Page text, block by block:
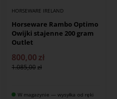
HORSEWARE IRELAND
Horseware Rambo Optimo
Owijki stajenne 200 gram
Outlet
800,00 zł
1.085,00
W magazynie — wysyłka od ręki